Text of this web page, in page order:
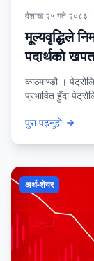
वैशाख २५ गते २०८३
मूल्यवृद्धिले
पदार्थको
काठमाण्डौ ।
प्रभावित हुँदा
पदार्थको बिक्रीमा
पुरा पढ्नुहो
अर्थ-शेयर